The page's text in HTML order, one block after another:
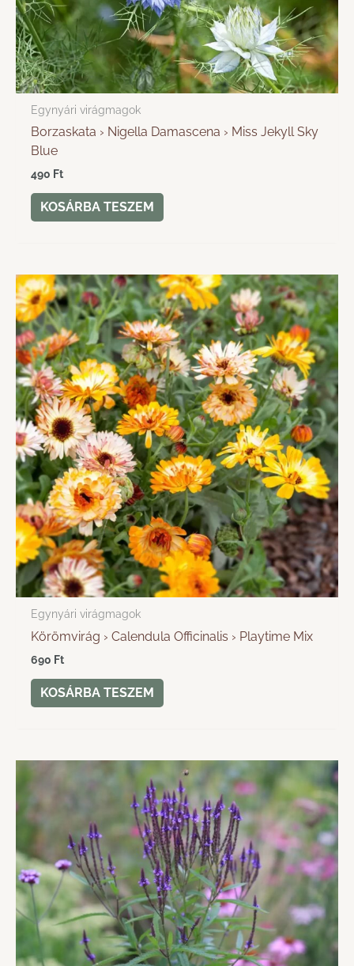
Egynyári virágmagok
Borzaskata › Nigella Damascena › Miss Jekyll Sky
Blue
490 Ft
KOSÁRBA TESZEM
Egynyári virágmagok
Körömvirág › Calendula Officinalis › Playtime Mix
690 Ft
KOSÁRBA TESZEM